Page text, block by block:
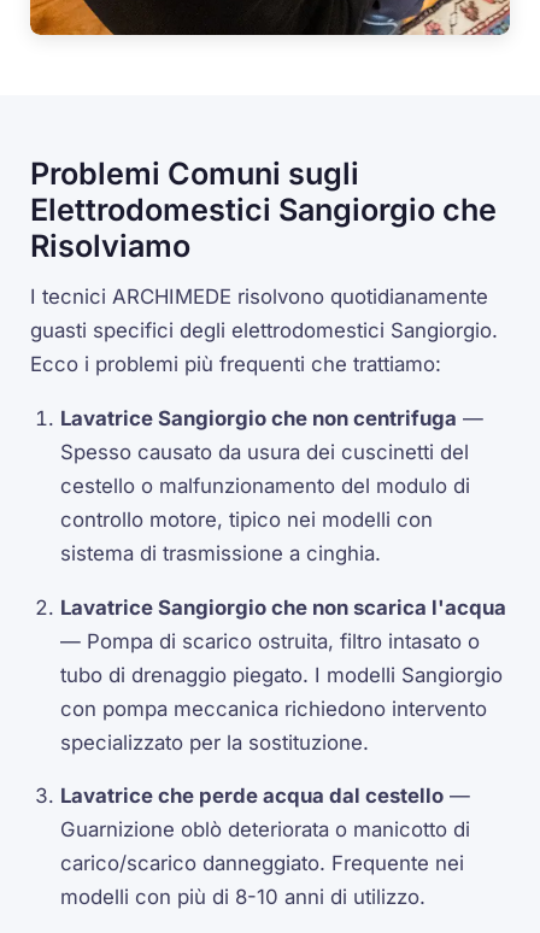
Problemi Comuni sugli
Elettrodomestici Sangiorgio che
Risolviamo
I tecnici ARCHIMEDE risolvono quotidianamente
guasti specifici degli elettrodomestici Sangiorgio.
Ecco i problemi più frequenti che trattiamo:
Lavatrice Sangiorgio che non centrifuga —
Spesso causato da usura dei cuscinetti del
cestello o malfunzionamento del modulo di
controllo motore, tipico nei modelli con
sistema di trasmissione a cinghia.
Lavatrice Sangiorgio che non scarica l'acqua
— Pompa di scarico ostruita, filtro intasato o
tubo di drenaggio piegato. I modelli Sangiorgio
con pompa meccanica richiedono intervento
specializzato per la sostituzione.
Lavatrice che perde acqua dal cestello —
Guarnizione oblò deteriorata o manicotto di
carico/scarico danneggiato. Frequente nei
modelli con più di 8-10 anni di utilizzo.